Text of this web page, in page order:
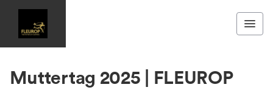
Muttertag 2025 | FLEUROP